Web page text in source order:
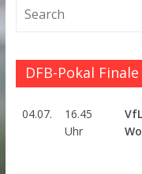
DFB-Pokal
04.07.
16.45
Uhr
VfL